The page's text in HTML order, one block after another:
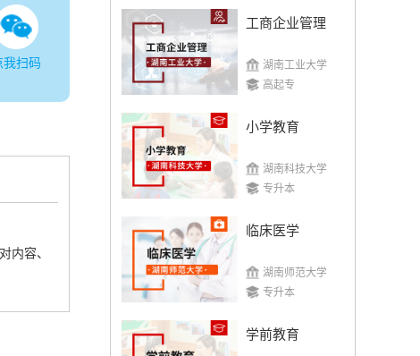
我扫码
内容、
工商企业管理
湖南工业大学
高起专
小学教育
湖南科技大学
专升本
临床医学
湖南师范大学
专升本
学前教育